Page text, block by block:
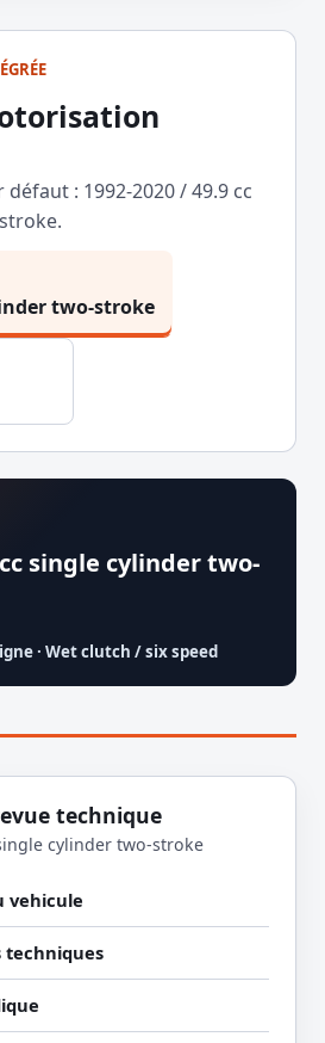
: 1992-2020 / 49.9 cc
two-stroke
cc single cylinder two-
· Wet clutch / six speed
technique
cylinder two-stroke
vehicule
techniques